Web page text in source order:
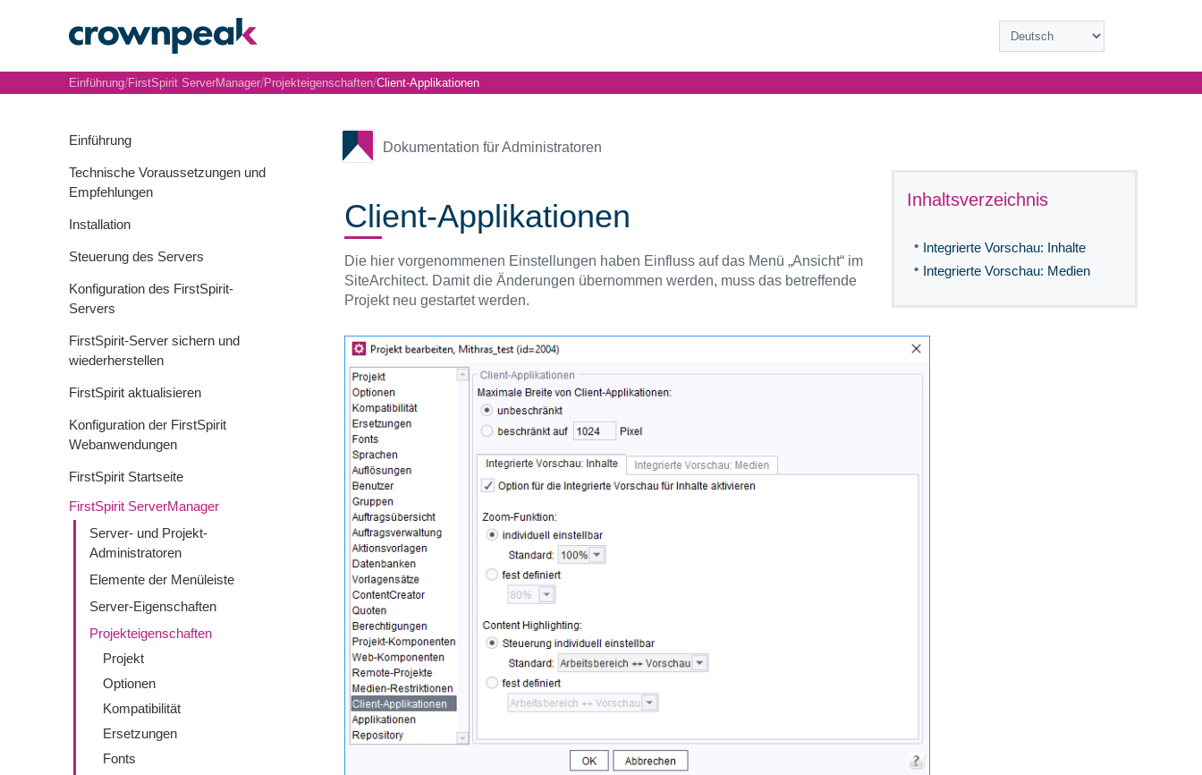
Einführung
Technische Voraussetzungen und
Empfehlungen
Installation
Steuerung des Servers
Konfiguration des FirstSpirit-
Servers
FirstSpirit-Server sichern und
wiederherstellen
FirstSpirit aktualisieren
Konfiguration der FirstSpirit
Webanwendungen
FirstSpirit Startseite
FirstSpirit ServerManager
Server- und Projekt-
Administratoren
Elemente der Menüleiste
Server-Eigenschaften
Projekteigenschaften
Projekt
Optionen
Kompatibilität
Ersetzungen
Fonts
Dokumentation für Administratoren
Einführung/FirstSpirit ServerManager/Projekteigenschaften/Client-Applikationen
Client-Applikationen Inhaltsverzeichnis
• Integrierte Vorschau: Inhalte
• Integrierte Vorschau: Medien
Die hier vorgenommenen Einstellungen haben Einfluss auf das Menü „Ansicht“ im
SiteArchitect. Damit die Änderungen übernommen werden, muss das betreffende
Projekt neu gestartet werden.